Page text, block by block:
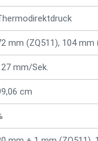
mm (ZQ511), 104 mm
mm/Sek.
cm